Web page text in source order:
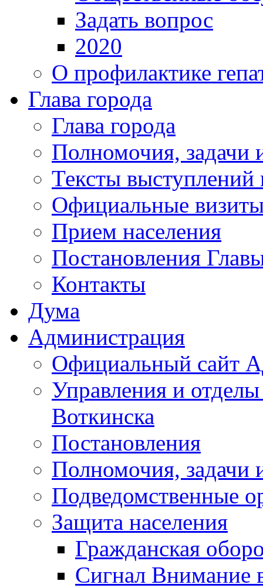
Задать вопрос
2020
О профилактике
Глава города
Глава города
Полномочия, задачи
Тексты выступлений
Официальные
Прием населения
Постановления
Контакты
Дума
Администрация
Официальный сайт
Управления и
Воткинска
Постановления
Полномочия, задачи
Подведомственные
Защита населения
Гражданская
Сигнал Внимание